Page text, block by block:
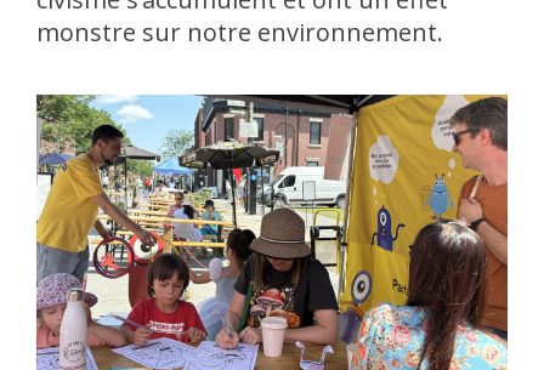
monstre sur notre environnement.